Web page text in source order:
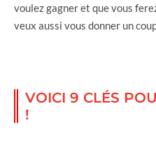
voulez gagner et que vous
veux aussi vous donner un
VOICI 9 CLÉS
!